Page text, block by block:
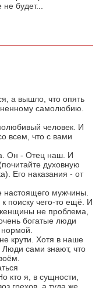
будет...
а вышло, что опять
самолюбию.
человек. И
всем, что с вами
Он - Отец наш. И
духовную
Его наказания - от
настоящего мужчины.
поиску чего-то ещё. И
не проблема,
богатые люди
нормой.
крути. Хотя в наше
сами знают, что
кто я, в сущности,